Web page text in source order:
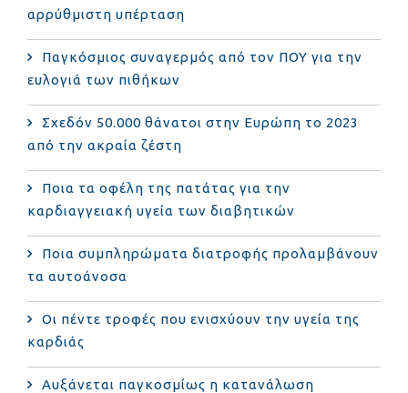
αρρύθμιστη υπέρταση
Παγκόσμιος συναγερμός από τον ΠΟΥ για την
ευλογιά των πιθήκων
Σχεδόν 50.000 θάνατοι στην Ευρώπη το 2023
από την ακραία ζέστη
Ποια τα οφέλη της πατάτας για την
καρδιαγγειακή υγεία των διαβητικών
Ποια συμπληρώματα διατροφής προλαμβάνουν
τα αυτοάνοσα
Οι πέντε τροφές που ενισχύουν την υγεία της
καρδιάς
Αυξάνεται παγκοσμίως η κατανάλωση